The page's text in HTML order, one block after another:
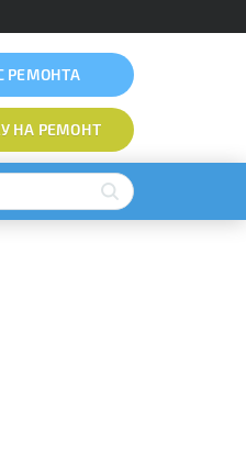
РЕМОНТА
НА РЕМОНТ